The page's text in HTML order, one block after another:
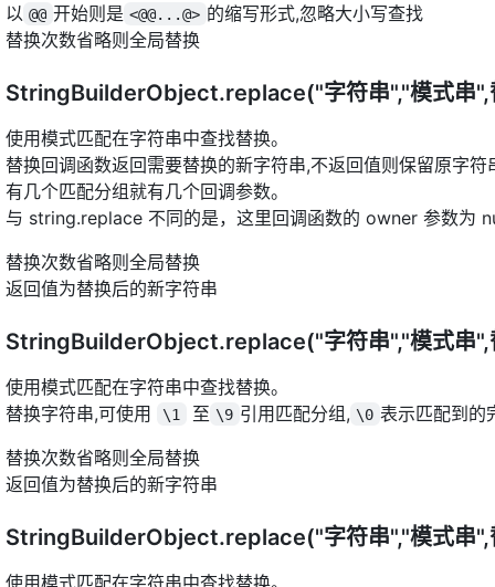
以 @@ 开始则是 <@@...@> 的缩写形式,忽略大小写查找
替换次数省略则全局替换
StringBuilderObject.replace("字符串","模式串
使用模式匹配在字符串中查找替换。
替换回调函数返回需要替换的新字符串,不返回值则保留原字符
有几个匹配分组就有几个回调参数。
与 string.replace 不同的是，这里回调函数的 owner 参数为
替换次数省略则全局替换
返回值为替换后的新字符串
StringBuilderObject.replace("字符串","模式串",
使用模式匹配在字符串中查找替换。
替换字符串,可使用
\1 至 \9 引用匹配分组, \0 表示匹配到的
替换次数省略则全局替换
返回值为替换后的新字符串
StringBuilderObject.replace("字符串","模式串
使用模式匹配在字符串中查找替换。